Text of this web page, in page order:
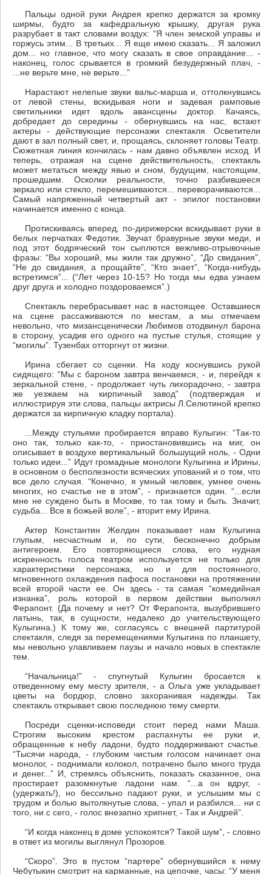
Пальцы одной руки Андрея крепко держатся за кромку
ширмы, будто за кафедральную крышку, другая рука
разрубает в такт словами воздух: “Я член земской управы и
горжусь этим... В третьих... Я еще имею сказать... Я заложил
дом... но главное, что могу сказать в свое оправдание... -
наконец, голос срывается в громкий безудержный плач, -
...не верьте мне, не верьте...”
Нарастают нелепые звуки вальс-марша и, оттолкнувшись
от левой стены, вскидывая ноги и задевая рамповые
светильники идет вдоль авансцены доктор. Качаясь,
добредает до середины - обернувшись на нас, встают
актеры - действующие персонажи спектакля. Осветители
дают в зал полный свет, и, прощаясь, склоняет головы Театр.
Сюжетная линия кончилась - нам давно объявлен исход. И
теперь, отражая на сцене действительность, спектакль
может метаться между явью и сном, будущим, настоящим,
прошедшим. Осколки реальности, точно разбившееся
зеркало или стекло, перемешиваются... переворачиваются...
Самый напряженный четвертый акт - эпилог постановки
начинается именно с конца.
Протискиваясь вперед, по-дирижерски вскидывает руки в
белых перчатках Федотик. Звучат бравурные звуки меди, и
под этот бодряческий тон сыплются вежливо-отрывочные
фразы: “Вы хороший, мы жили так дружно”, “До свидания”,
“Не до свидания, а прощайте”, “Кто знает”, “Когда-нибудь
встретимся”... (“Лет через 10-15? Но тогда мы едва узнаем
друг друга и холодно поздороваемся”.)
Спектакль перебрасывает нас в настоящее. Оставшиеся
на сцене рассаживаются по местам, а мы отмечаем
невольно, что мизансценически Любимов отодвинул барона
в сторону, усадив его одного на пустые стулья, стоящие у
“могилы”. Тузенбах отторгнут от жизни.
Ирина сбегает со сценки. На ходу коснувшись рукой
сидящего: “Мы с бароном завтра венчаемся, - и, перейдя к
зеркальной стене, - продолжает чуть лихорадочно, - завтра
же уезжаем на кирпичный завод” (подтверждая и
иллюстрируя эти слова, пальцы актрисы Л.Селютиной крепко
держатся за кирпичную кладку портала).
...Между стульями пробирается вправо Кулыгин: “Так-то
оно так, только как-то, - приостановившись на миг, он
описывает в воздухе вертикальный большущий ноль, - Одни
только идеи...” Идут громадные монологи Кулыгина и Ирины,
в основном о бесполезности всяческих упований и о том, что
все дело случая. “Конечно, я умный человек, умнее очень
многих, но счастье не в этом”, - признается один. “...если
мне не суждено быть в Москве, то так тому и быть. Значит,
судьба... Все в божьей воле”, - вторит ему Ирина.
Актер Константин Желдин показывает нам Кулыгина
глупым, несчастным и, по сути, бесконечно добрым
антигероем. Его повторяющиеся слова, его нудная
искренность голоса театром используется не только для
характеристики персонажа, но и для постоянного,
мгновенного охлаждения пафоса постановки на протяжении
всей второй части ее. Он здесь - та самая “комедийная
изнанка”, роль которой в первом действии выполнял
Ферапонт. (Да почему и нет? От Ферапонта, вызубрившего
латынь, так, в сущности, недалеко до учительствующего
Кулыгина.) К тому же, согласуясь с внешней партитурой
спектакля, следя за перемещениями Кулыгина по планшету,
мы невольно улавливаем паузы и начало новых в спектакле
тем.
“Начальница!” - спугнутый Кулыгин бросается к
отведенному ему месту зрителя, - а Ольга уже укладывает
цветы на бордюр, словно захоранивая надежды. Так
спектакль открывает свою последнюю тему смерти.
Посреди сценки-исповеди стоит перед нами Маша.
Строгим высоким крестом распахнуты ее руки и,
обращенные к небу ладони, будто поддерживают счастье.
“Тысячи народа, - глубоким чистым голосом начинает она
монолог, - поднимали колокол, потрачено было много труда
и денег...” И, стремясь объяснить, показать сказанное, она
простирает разомкнутые ладони нам. “...а он вдруг, -
(удержать!), но бессильно падают руки, и услышим мы с
трудом и болью вытолкнутые слова, - упал и разбился... ни с
того, ни с сего, - голос внезапно хрипнет, - Так и Андрей”.
“И когда наконец в доме успокоятся? Такой шум”, - словно
в ответ из могилы выглянул Прозоров.
“Скоро”. Это в пустом “партере” обернувшийся к нему
Чебутыкин смотрит на карманные, на цепочке, часы: “У меня